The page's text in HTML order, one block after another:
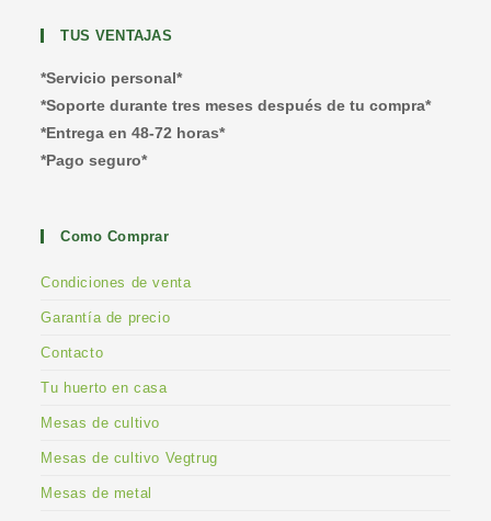
TUS VENTAJAS
*Servicio personal*
*Soporte durante tres meses después de tu compra*
*Entrega en 48-72 horas*
*Pago seguro*
Como Comprar
Condiciones de venta
Garantía de precio
Contacto
Tu huerto en casa
Mesas de cultivo
Mesas de cultivo Vegtrug
Mesas de metal